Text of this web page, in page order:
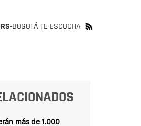
BOGOTÁ TE ESCUCHA
más de 1.000